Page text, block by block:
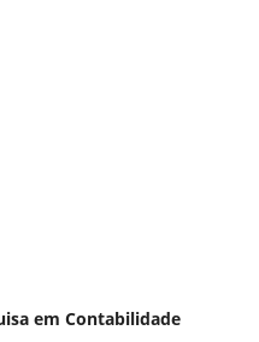
em Contabilidade